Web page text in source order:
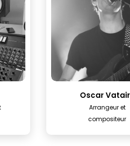
Oscar
Arrangeur et
compositeur